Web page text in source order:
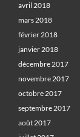
avril 2018
mars 2018
février 2018
janvier 2018
décembre 2017
novembre 2017
octobre 2017
septembre 2017
août 2017